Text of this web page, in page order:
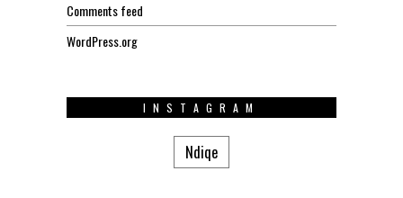
Comments feed
WordPress.org
INSTAGRAM
Ndiqe